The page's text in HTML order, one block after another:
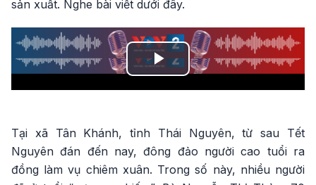
sản xuất. Nghe bài viết dưới đây.
Play
Tại xã Tân Khánh, tỉnh Thái Nguyên, từ sau Tết
Nguyên đán đến nay, đông đảo người cao tuổi ra
đồng làm vụ chiêm xuân. Trong số này, nhiều người